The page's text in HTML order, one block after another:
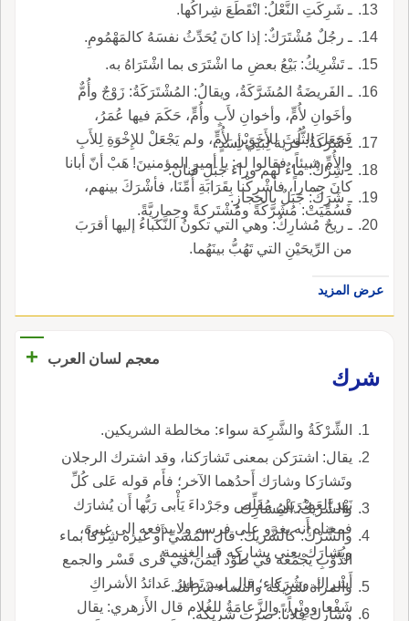
ـ شَرِكَتِ النَّعْلُ: انْقَطَعَ شِراكُها.
ـ رجُلٌ مُشْتَرَكٌ: إذا كانَ يُحَدِّثُ نفسَهُ كالمَهْمُومِ.
ـ تَشْرِيكُ: بَيْعُ بعضِ ما اشْتَرَى بما اشْتَرَاهُ به.
ـ الفَريضَةُ المُشَرَّكَةُ، ويقالُ: المُشْتَرَكَةُ: زَوْجٌ وأُمٌّ
وأخَوانِ لأُمٍّ، وأخوانِ لأَبٍ وأُمٍّ، حَكَمَ فيها عُمَرُ،
فَجَعَلَ الثُّلُثَ للأَخَوَيْنِ لأُمٍّ، ولم يَجْعَلْ للإِخْوَةِ لِلأَبِ
والأُمِّ شيئاً، فقالوا له: يا أمير المؤمنينَ! هَبْ أنّ أبانا
كانَ حِماراً، فأشْرِكْنا بِقَرَابَةِ أُمِّنَا، فأشْرَكَ بينهم،
فَسُمِّيَتْ: مُشَرَّكَةً ومُشْتَركةً وحِمارِيَّةً.
ـ شَرَكَةُ: قرية لِبَنِي أسَدٍ.
ـ شِرْكٌ: ماءٌ لهم وراءَ جَبَلِ قَنانَ.
ـ شَرَكُ: جَبَلٌ بالحِجازِ.
ـ ريحٌ مُشارِكٌ: وهي التي تكونُ النَّكباءُ إليها أقرَبَ
من الرِّيحَيْنِ التي تَهُبُّ بينَهُما.
عرض المزيد
معجم لسان العرب
+
شرك
الشِّرْكَةُ والشَّرِكة سواء: مخالطة الشريكين.
يقال: اشترَكن بمعنى تَشارَكنا، وقد اشترك الرجلان
وتَشارَكا وشارَك أَحدُهما الآخر؛ فأَم قوله عَلى كُلِّ
نَهْدِ العَصْرَيَيْنِ مُقَلِّص وجَرْداءَ يَأْبى رَبُّها أَن يُشارَك
فمعناه أَنه يغزو على فرسه ولا يدفعه إلى غيره،
ويُشارَك يعني يشاركه ف الغنيمة.
والشَّريكُ: المُشارِك.
والشِّرْكُ: كالشَّريك؛ قال المُسَيِّ أَو غيره شِرْكاً بماء
الذَّوْبِ يَجْمَعه في طَوْد أَيْمَنَ،في قُرى قَسْر والجمع
أَشْراك وشُرَكاء؛ قال لبيد تَطيرُ عَدائدُ الأشراكِ
شَفْعا ووِتْراً، والزَّعامَةُ للغُلام قال الأَزهري: يقال
والمرأة شَريكة والنساء شَرائك.
وشارك فلاناً: صرت شريكه.